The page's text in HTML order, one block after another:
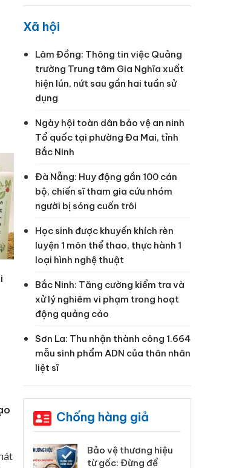
Xã hội
Lâm Đồng: Thông tin việc Quảng
trường Trung tâm Gia Nghĩa xuất
hiện lún, nứt sau gần hai tuần sử
dụng
Ngày hội toàn dân bảo vệ an ninh
Tổ quốc tại phường Đa Mai, tỉnh
Bắc Ninh
Đà Nẵng: Huy động gần 100 cán
bộ, chiến sĩ tham gia cứu nhóm
người bị sóng cuốn trôi
Học sinh được khuyến khích rèn
luyện 1 môn thể thao, thực hành 1
loại hình nghệ thuật
Bắc Ninh: Tăng cường kiểm tra và
xử lý nghiêm vi phạm trong hoạt
động quảng cáo
Sơn La: Thu nhận thành công 1.664
mẫu sinh phẩm ADN của thân nhân
liệt sĩ
Chống hàng giả
6 hộ
hàng
Bảo vệ thương hiệu
từ gốc: Đừng để